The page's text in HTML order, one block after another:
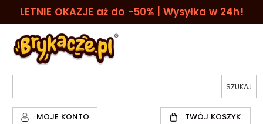
LETNIE OKAZJE aż do -50% | Wysyłka w 24h!
MOJE KONTO TWÓJ KOSZYK